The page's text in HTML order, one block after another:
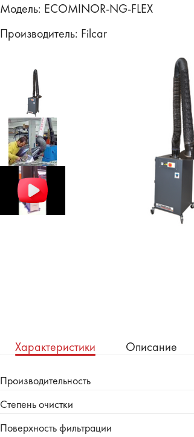
Техосмотр и тестирование
Сварка, рихтовка,
Бронеавтомобили
Электромобили
Модель: ECOMINOR-NG-FLEX
Производитель: Filcar
Характеристики Описание
Производительность
Степень очистки
Поверхность фильтрации